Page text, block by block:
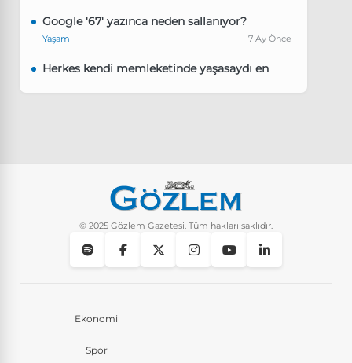
Google '67' yazınca neden sallanıyor?
Yaşam 7 Ay Önce
Herkes kendi memleketinde yaşasaydı en
Instagram’da keşfet nasıl temizlenir?
© 2025 Gözlem Gazetesi. Tüm hakları saklıdır.
Ekonomi
Spor